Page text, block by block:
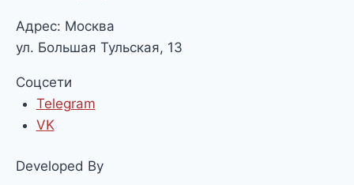
Адрес: Москва
ул. Большая Тульская, 13
Соцсети
Telegram
VK
Developed By